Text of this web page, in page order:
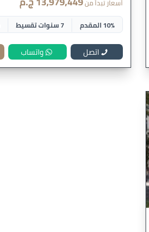
أسعار تبدأ من
10% المقدم 7 سنوات تقسيط
اتصل واتساب